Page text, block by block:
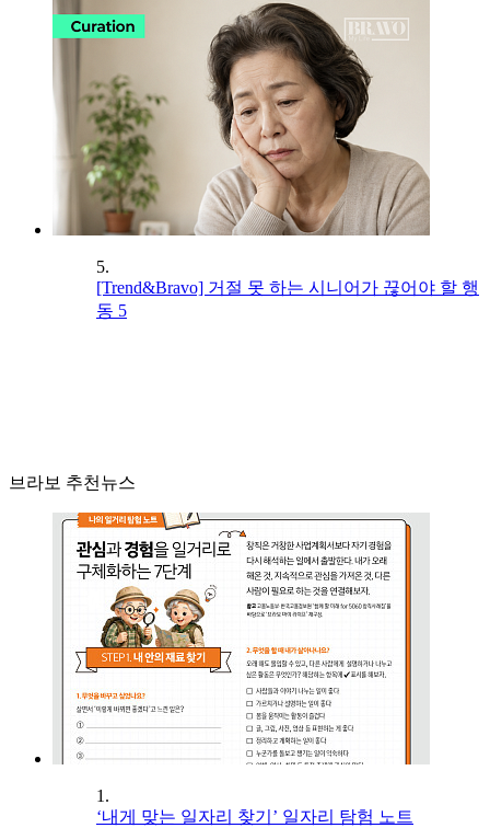
5.
[Trend&Bravo] 거절 못 하는 시니어가 끊어야 할 행
동 5
브라보 추천뉴스
1.
‘내게 맞는 일자리 찾기’ 일자리 탐험 노트